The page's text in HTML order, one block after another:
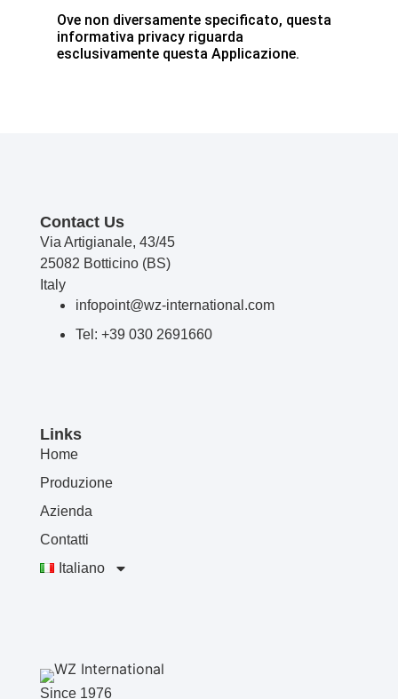
Ove non diversamente specificato, questa
informativa privacy riguarda
esclusivamente questa Applicazione.
Since 1976
Links
Home
Produzione
Azienda
Contatti
Italiano
Contact Us
Via Artigianale, 43/45
25082 Botticino (BS)
Italy
infopoint@wz-international.com
Tel: +39 030 2691660